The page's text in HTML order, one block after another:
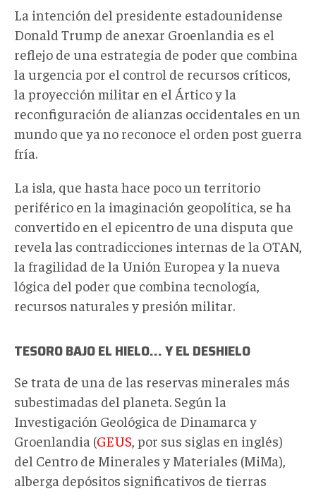
La intención del presidente estadounidense
Donald Trump de anexar Groenlandia es el
reflejo de una estrategia de poder que combina
la urgencia por el control de recursos críticos,
la proyección militar en el Ártico y la
reconfiguración de alianzas occidentales en un
mundo que ya no reconoce el orden post guerra
fría.
La isla, que hasta hace poco un territorio
periférico en la imaginación geopolítica, se ha
convertido en el epicentro de una disputa que
revela las contradicciones internas de la OTAN,
la fragilidad de la Unión Europea y la nueva
lógica del poder que combina tecnología,
recursos naturales y presión militar.
TESORO BAJO EL HIELO… Y EL DESHIELO
Se trata de una de las reservas minerales más
subestimadas del planeta. Según la
Investigación Geológica de Dinamarca y
Groenlandia (GEUS , por sus siglas en inglés)
del Centro de Minerales y Materiales (MiMa),
alberga depósitos significativos de tierras